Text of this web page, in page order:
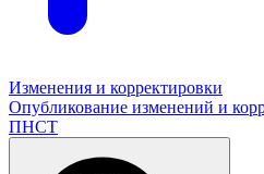
Изменения и корректировки
Опубликование изменений и
ПНСТ